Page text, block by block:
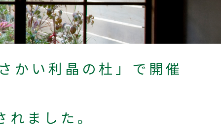
かい利晶の杜」で開催
ました。